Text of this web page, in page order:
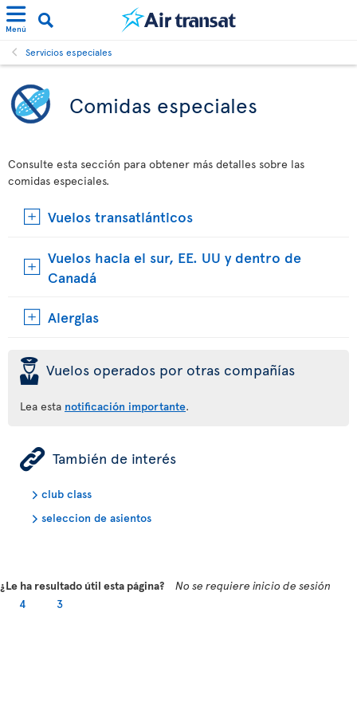
Menú
Servicios especiales
Comidas especiales
Consulte esta sección para obtener más detalles sobre las
comidas especiales.
Vuelos transatlánticos
Vuelos hacia el sur, EE. UU y dentro de
Canadá
Alergias
þ Vuelos operados por otras compañías
Lea esta notificación importante.
ÿ También de interés
club class
seleccion de asientos
¿Le ha resultado útil esta página?
No se requiere inicio de sesión
4
3